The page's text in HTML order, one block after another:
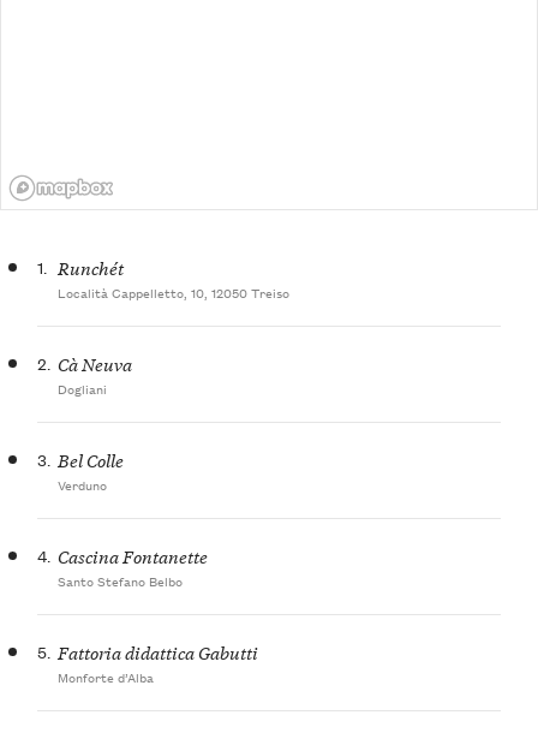
1. Runchét
Località Cappelletto, 10, 12050 Treiso
2. Cà Neuva
Dogliani
3. Bel Colle
Verduno
4. Cascina Fontanette
Santo Stefano Belbo
5. Fattoria didattica Gabutti
Monforte d’Alba